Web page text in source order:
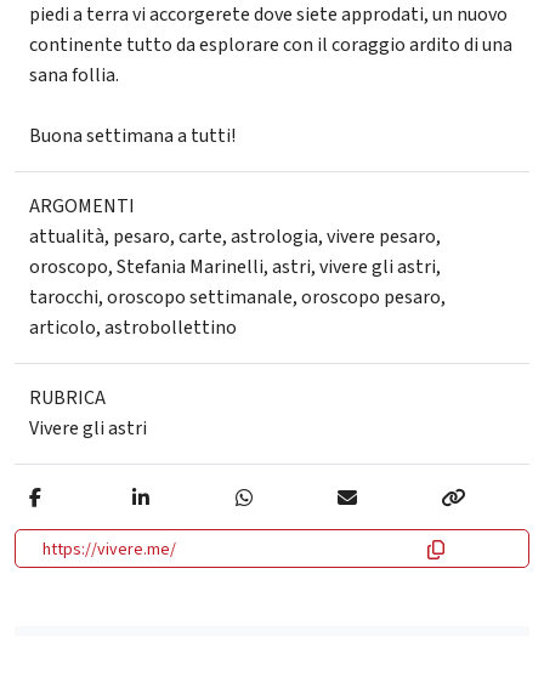
piedi a terra vi accorgerete dove siete approdati, un nuovo
continente tutto da esplorare con il coraggio ardito di una
sana follia.
Buona settimana a tutti!
ARGOMENTI
attualità, pesaro,carte,astrologia,vivere pesaro,
oroscopo,Stefania Marinelli,astri,vivere gli astri,
tarocchi,oroscopo settimanale,oroscopo pesaro,
articolo,astrobollettino
RUBRICA
Vivere gli astri
https://vivere.me/